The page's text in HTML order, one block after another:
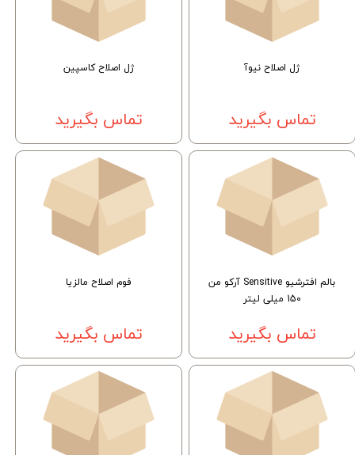
ژل اصلاح نیوآ
تماس بگیرید
ژل اصلاح کاسپین
تماس بگیرید
بالم افترشیو Sensitive آركو من
150 میلی لیتر
تماس بگیرید
فوم اصلاح مالزیا
تماس بگیرید